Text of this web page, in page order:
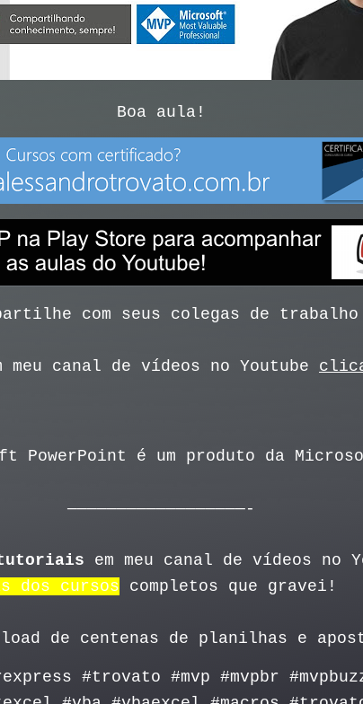
Boa aula!
com seus colegas de trabalho
meu canal de vídeos no Youtube
PowerPoint é um produto da
——————————————————-
tutoriais em meu canal de vídeos no
dos cursos completos que gravei!
de centenas de planilhas e
#trovato #mvp #mvpbr